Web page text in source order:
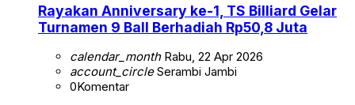
Rayakan Anniversary ke-1, TS Billiard Gelar
Turnamen 9 Ball Berhadiah Rp50,8 Juta
calendar_monthRabu, 22 Apr 2026
account_circleSerambi Jambi
0Komentar